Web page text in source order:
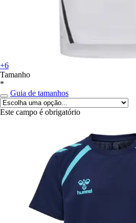
+6
Tamanho
*
Guia de tamanhos
Este campo é obrigatório